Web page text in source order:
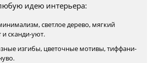
идею интерьера:
светлое дерево, мягкий
и сканди-уют.
изгибы, цветочные мотивы, тиффани-